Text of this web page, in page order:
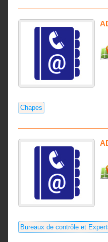
Chapes
Bureaux de contrôle et